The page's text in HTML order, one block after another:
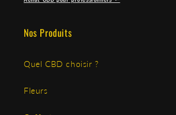
Nos Produits
Quel CBD choisir ?
Fleurs